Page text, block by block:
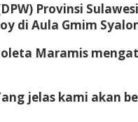
Provinsi
di Aula Gmim
Maramis
jelas kami akan